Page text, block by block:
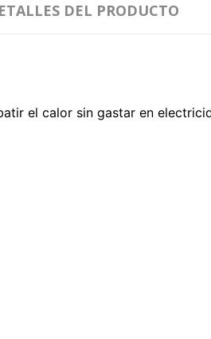
DEL PRODUCTO
el calor sin gastar en